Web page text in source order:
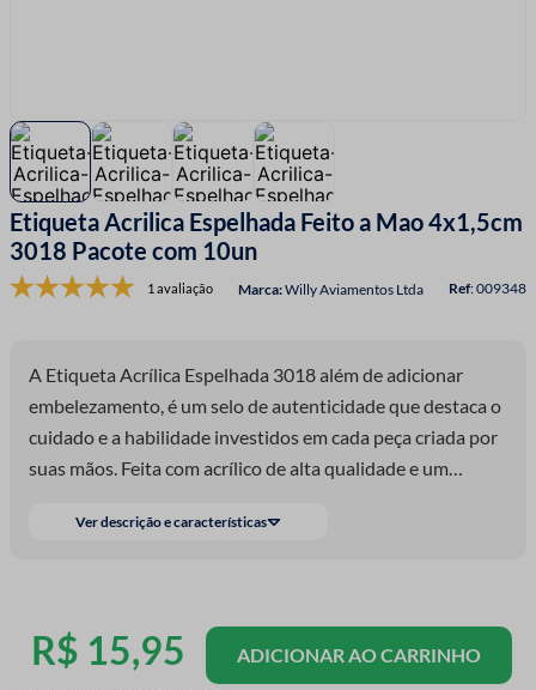
Etiqueta Acrilica Espelhada Feito a Mao 4x1,5cm
3018 Pacote com 10un
1 avaliação Willy Aviamentos Ltda :009348
A Etiqueta Acrílica Espelhada 3018 além de adicionar
embelezamento, é um selo de autenticidade que destaca o
cuidado e a habilidade investidos em cada peça criada por
suas mãos. Feita com acrílico de alta qualidade e um
Ver descrição e características
R$ 15,95 ADICIONAR AO CARRINHO